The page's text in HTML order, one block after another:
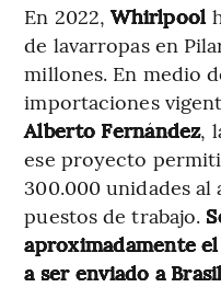
En 2022,Whirlpool
de lavarropas en
millones. En medio
importaciones
Alberto Fernández,
ese proyecto
300.000 unidades al
puestos de trabajo.
aproximadamente
a ser enviado a